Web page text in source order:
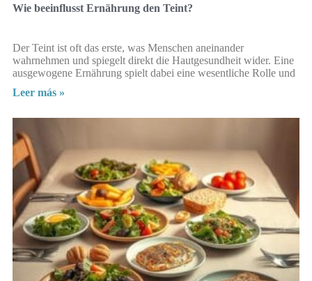
Wie beeinflusst Ernährung den Teint?
Der Teint ist oft das erste, was Menschen aneinander
wahrnehmen und spiegelt direkt die Hautgesundheit wider. Eine
ausgewogene Ernährung spielt dabei eine wesentliche Rolle und
Leer más »